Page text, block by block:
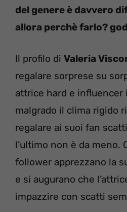
del genere è davvero
allora perchè farlo?
Il profilo di Valeria
regalare sorprese su
attrice hard e influencer
malgrado il clima rigido
regalare ai suoi fan
l’ultimo non è da meno.
follower apprezzano la
e si augurano che
impazzire con scatti